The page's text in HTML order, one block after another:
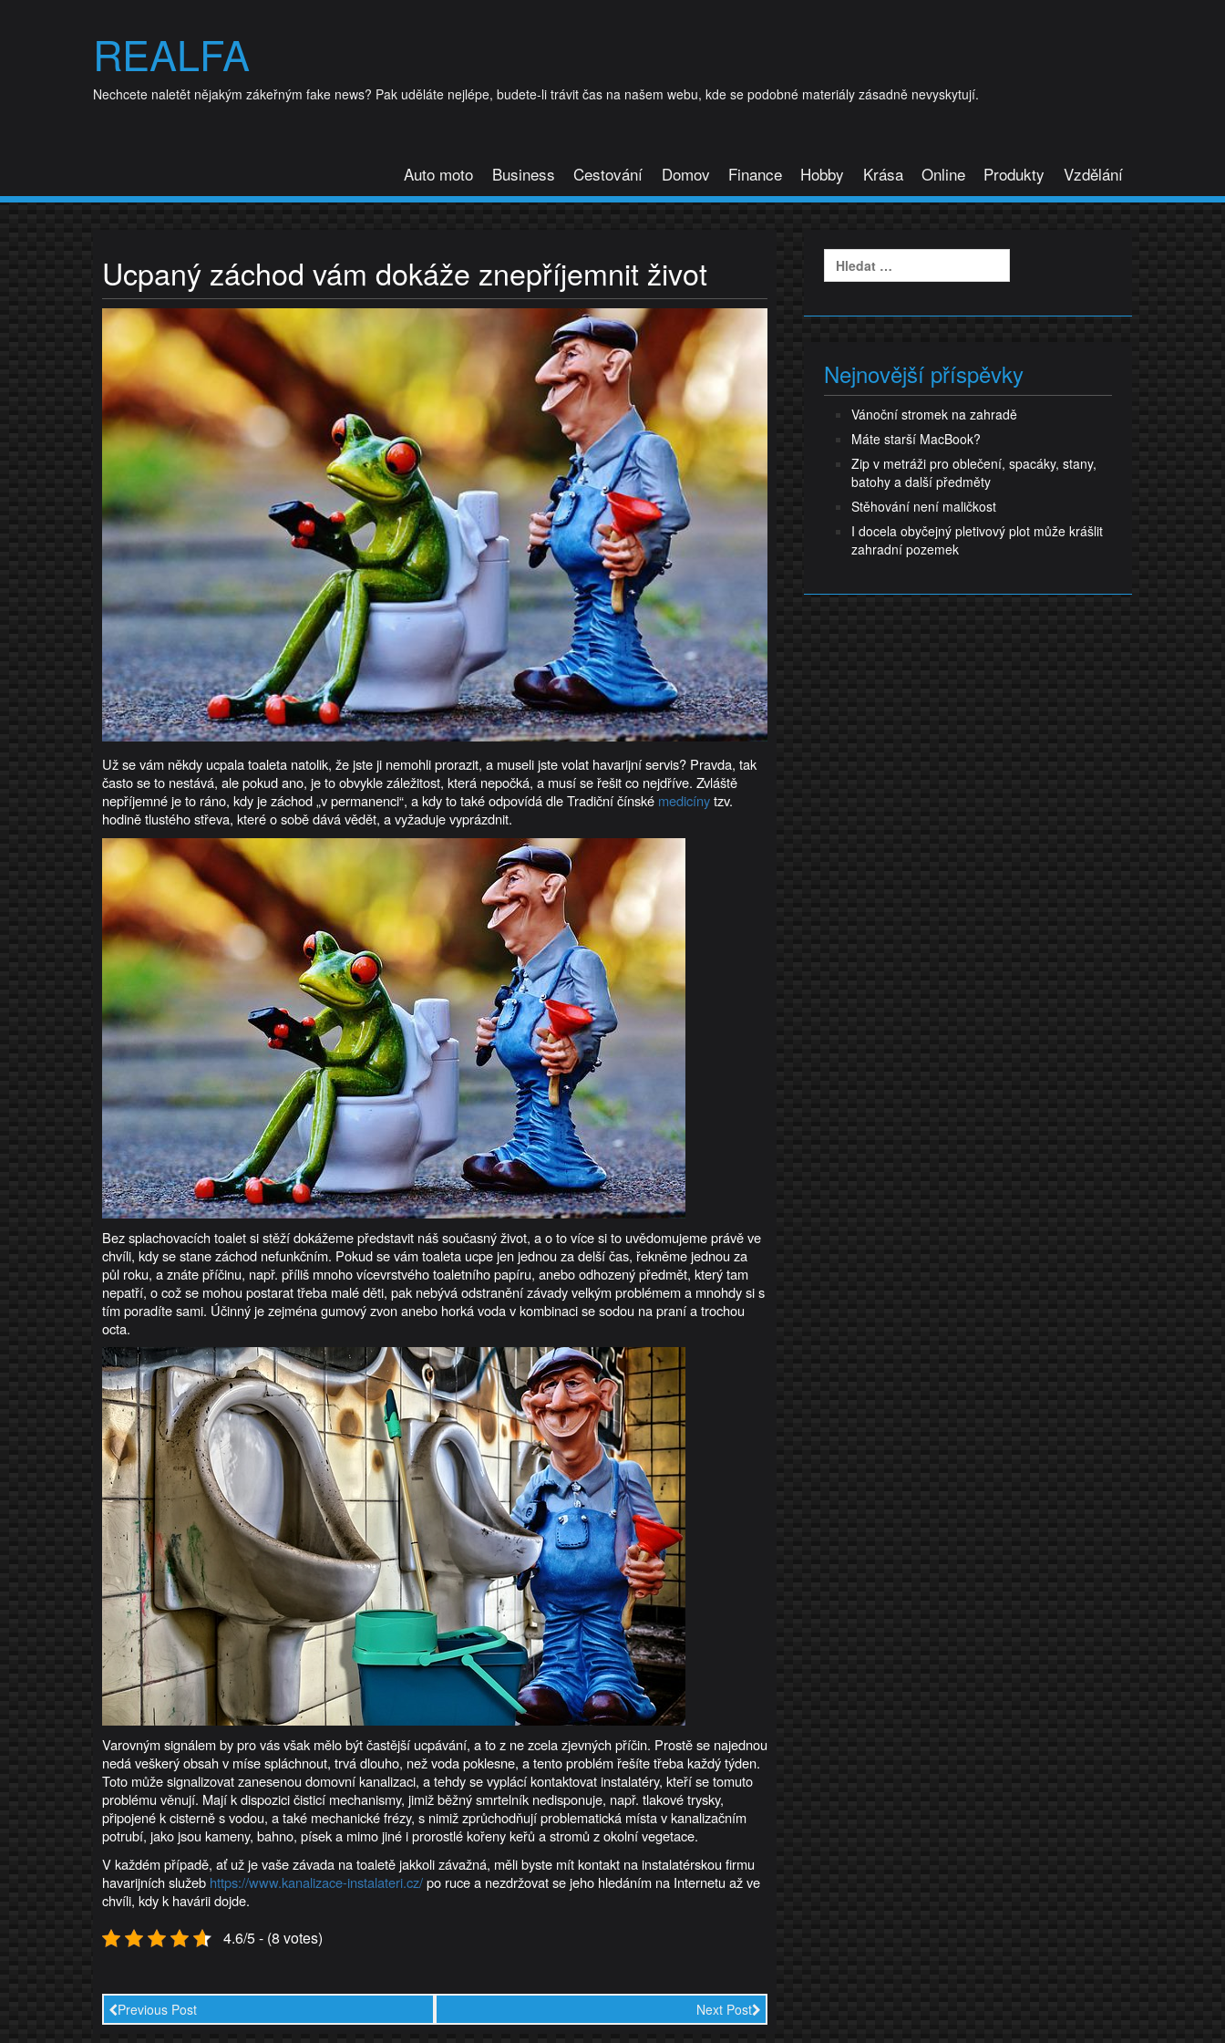
REALFA
Nechcete naletět nějakým zákeřným fake news? Pak uděláte nejlépe, budete-li trávit čas na našem webu, kde se podobné materiály zásadně nevyskytují.
Auto moto Business Cestování Domov Finance Hobby Krása Online Produkty Vzdělání
Ucpaný záchod vám dokáže znepříjemnit život
Už se vám někdy ucpala toaleta natolik, že jste ji nemohli prorazit, a museli jste volat havarijní servis? Pravda, tak
často se to nestává, ale pokud ano, je to obvykle záležitost, která nepočká, a musí se řešit co nejdříve. Zvláště
nepříjemné je to ráno, kdy je záchod „v permanenci“, a kdy to také odpovídá dle Tradiční čínské medicínytzv.
hodině tlustého střeva, které o sobě dává vědět, a vyžaduje vyprázdnit.
Bez splachovacích toalet si stěží dokážeme představit náš současný život, a o to více si to uvědomujeme právě ve
chvíli, kdy se stane záchod nefunkčním. Pokud se vám toaleta ucpe jen jednou za delší čas, řekněme jednou za
půl roku, a znáte příčinu, např. příliš mnoho vícevrstvého toaletního papíru, anebo odhozený předmět, který tam
nepatří, o což se mohou postarat třeba malé děti, pak nebývá odstranění závady velkým problémem a mnohdy si s
tím poradíte sami. Účinný je zejména gumový zvon anebo horká voda v kombinaci se sodou na praní a trochou
octa.
Varovným signálem by pro vás však mělo být častější ucpávání, a to z ne zcela zjevných příčin. Prostě se najednou
nedá veškerý obsah v míse spláchnout, trvá dlouho, než voda poklesne, a tento problém řešíte třeba každý týden.
Toto může signalizovat zanesenou domovní kanalizaci, a tehdy se vyplácí kontaktovat instalatéry, kteří se tomuto
problému věnují. Mají k dispozici čisticí mechanismy, jimiž běžný smrtelník nedisponuje, např. tlakové trysky,
připojené k cisterně s vodou, a také mechanické frézy, s nimiž zprůchodňují problematická místa v kanalizačním
potrubí, jako jsou kameny, bahno, písek a mimo jiné i prorostlé kořeny keřů a stromů z okolní vegetace.
V každém případě, ať už je vaše závada na toaletě jakkoli závažná, měli byste mít kontakt na instalatérskou firmu
havarijních služeb https://www.kanalizace-instalateri.cz/po ruce a nezdržovat se jeho hledáním na Internetu až ve
chvíli, kdy k havárii dojde.
4.6/5 - (8 votes)
Previous Post Next Post
Vyhledávání
Nejnovější příspěvky
Vánoční stromek na zahradě
Máte starší MacBook?
Zip v metráži pro oblečení, spacáky, stany,
batohy a další předměty
Stěhování není maličkost
I docela obyčejný pletivový plot může krášlit
zahradní pozemek